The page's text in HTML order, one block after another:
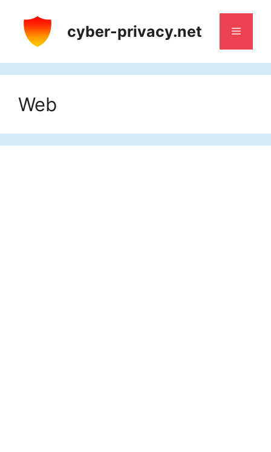
contenu
cyber-privacy.net Menu
Web